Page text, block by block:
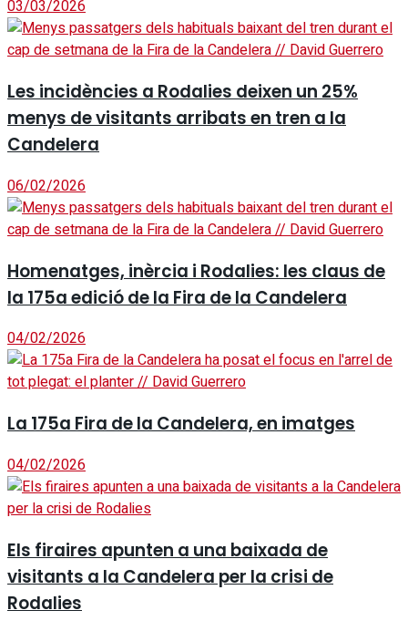
03/03/2026
Les incidències a Rodalies deixen un 25%
menys de visitants arribats en tren a la
Candelera
06/02/2026
Homenatges, inèrcia i Rodalies: les claus de
la 175a edició de la Fira de la Candelera
04/02/2026
La 175a Fira de la Candelera, en imatges
04/02/2026
Els firaires apunten a una baixada de
visitants a la Candelera per la crisi de
Rodalies